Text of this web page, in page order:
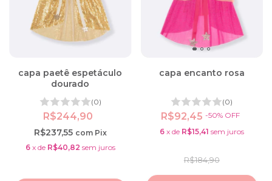
capa paetê espetáculo
dourado
(0)
R$244,90
R$237,55 com Pix
6 x de R$40,82 sem juros
capa encanto rosa
(0)
R$92,45-50% OFF
R$184,90
6 x de R$15,41 sem juros